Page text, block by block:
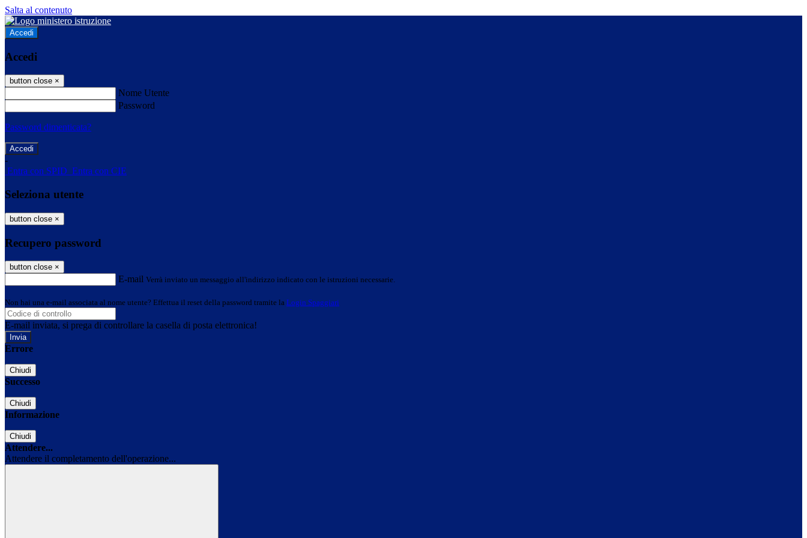
Salta al contenuto
Accedi
Accedi
button close ×
Nome Utente
Password
Password dimenticata?
-
Entra con SPID Entra con CIE
Seleziona utente
button close ×
Recupero password
button close ×
E-mail Verrà inviato un messaggio all'indirizzo indicato con le istruzioni necessarie.
Non hai una e-mail associata al nome utente? Effettua il reset della password tramite la Login Spaggiari
E-mail inviata, si prega di controllare la casella di posta elettronica!
Errore
Chiudi
Successo
Chiudi
Informazione
Chiudi
Attendere...
Attendere il completamento dell'operazione...